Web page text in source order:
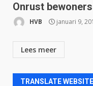
Onrust
HVB januari 9,
Lees meer
TRANSLATE WEBSITE